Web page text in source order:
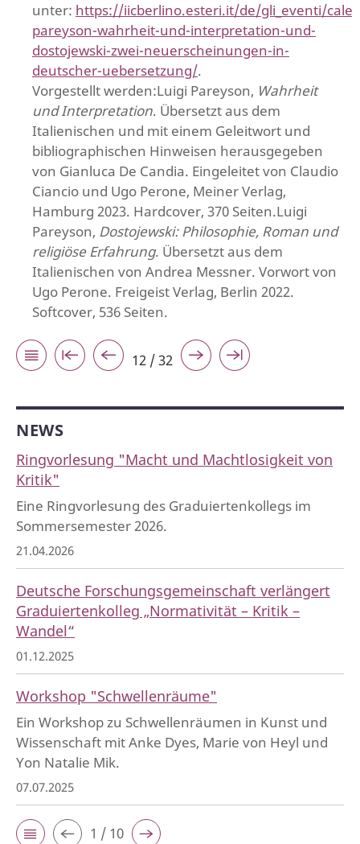
unter: https://iicberlino.esteri.it/de/gli_eventi/
pareyson-wahrheit-und-interpretation-und-
dostojewski-zwei-neuerscheinungen-in-
deutscher-uebersetzung/.
Vorgestellt werden:Luigi Pareyson, Wahrheit
und Interpretation. Übersetzt aus dem
Italienischen und mit einem Geleitwort und
bibliographischen Hinweisen herausgegeben
von Gianluca De Candia. Eingeleitet von Claudio
Ciancio und Ugo Perone, Meiner Verlag,
Hamburg 2023. Hardcover, 370 Seiten.Luigi
Pareyson, Dostojewski: Philosophie, Roman und
religiöse Erfahrung. Übersetzt aus dem
Italienischen von Andrea Messner. Vorwort von
Ugo Perone. Freigeist Verlag, Berlin 2022.
Softcover, 536 Seiten.
12 / 32
NEWS
Ringvorlesung "Macht und Machtlosigkeit von
Kritik"
Eine Ringvorlesung des Graduiertenkollegs im
Sommersemester 2026.
21.04.2026
Deutsche Forschungsgemeinschaft verlängert
Graduiertenkolleg „Normativität – Kritik –
Wandel“
01.12.2025
Workshop "Schwellenräume"
Ein Workshop zu Schwellenräumen in Kunst und
Wissenschaft mit Anke Dyes, Marie von Heyl und
Yon Natalie Mik.
07.07.2025
1 / 10